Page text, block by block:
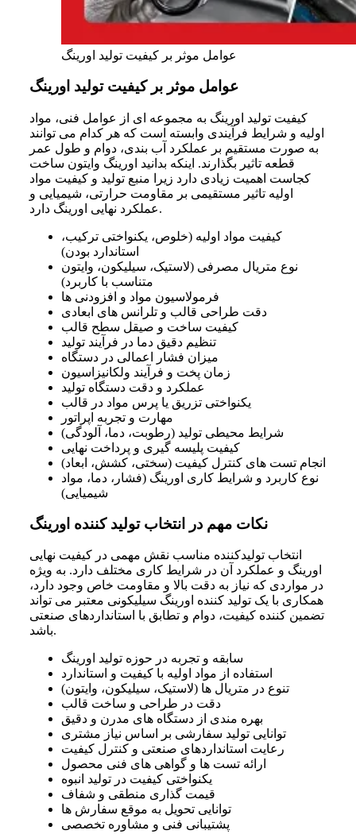
عوامل موثر بر کیفیت تولید اورینگ
عوامل موثر بر کیفیت تولید اورینگ
کیفیت تولید اورینگ به مجموعه ای از عوامل فنی، مواد
اولیه و شرایط فرآیندی وابسته است که هر کدام می توانند
به صورت مستقیم بر عملکرد آب بندی، دوام و طول عمر
قطعه تاثیر بگذارند. اینکه بدانید اورینگ وایتون ساخت
کجاست اهمیت زیادی دارد زیرا منبع تولید و کیفیت مواد
اولیه تاثیر مستقیمی بر مقاومت حرارتی، شیمیایی و
عملکرد نهایی اورینگ دارد.
کیفیت مواد اولیه (خلوص، یکنواختی ترکیب،
استاندارد بودن)
نوع متریال مصرفی (لاستیک، سیلیکون، وایتون
متناسب با کاربرد)
فرمولاسیون مواد و افزودنی ها
دقت طراحی قالب و تلرانس های ابعادی
کیفیت ساخت و صیقل سطح قالب
تنظیم دقیق دما در فرآیند تولید
میزان فشار اعمالی در دستگاه
زمان پخت و فرآیند ولکانیزاسیون
عملکرد و دقت دستگاه تولید
یکنواختی تزریق یا پرس مواد در قالب
مهارت و تجربه اپراتور
شرایط محیطی تولید (رطوبت، دما، آلودگی)
کیفیت پلیسه گیری و پرداخت نهایی
انجام تست های کنترل کیفیت (سختی، کشش، ابعاد)
نوع کاربرد و شرایط کاری اورینگ (فشار، دما، مواد
شیمیایی)
نکات مهم در انتخاب تولید کننده اورینگ
انتخاب تولیدکننده مناسب نقش مهمی در کیفیت نهایی
اورینگ و عملکرد آن در شرایط کاری مختلف دارد. به ویژه
در مواردی که نیاز به دقت بالا و مقاومت خاص وجود دارد،
همکاری با یک تولید کننده اورینگ سیلیکونی معتبر می تواند
تضمین کننده کیفیت، دوام و تطابق با استانداردهای صنعتی
باشد.
سابقه و تجربه در حوزه تولید اورینگ
استفاده از مواد اولیه با کیفیت و استاندارد
تنوع در متریال ها (لاستیک، سیلیکون، وایتون)
دقت در طراحی و ساخت قالب
بهره مندی از دستگاه های مدرن و دقیق
توانایی تولید سفارشی بر اساس نیاز مشتری
رعایت استانداردهای صنعتی و کنترل کیفیت
ارائه تست ها و گواهی های فنی محصول
یکنواختی کیفیت در تولید انبوه
قیمت گذاری منطقی و شفاف
توانایی تحویل به موقع سفارش ها
پشتیبانی فنی و مشاوره تخصصی